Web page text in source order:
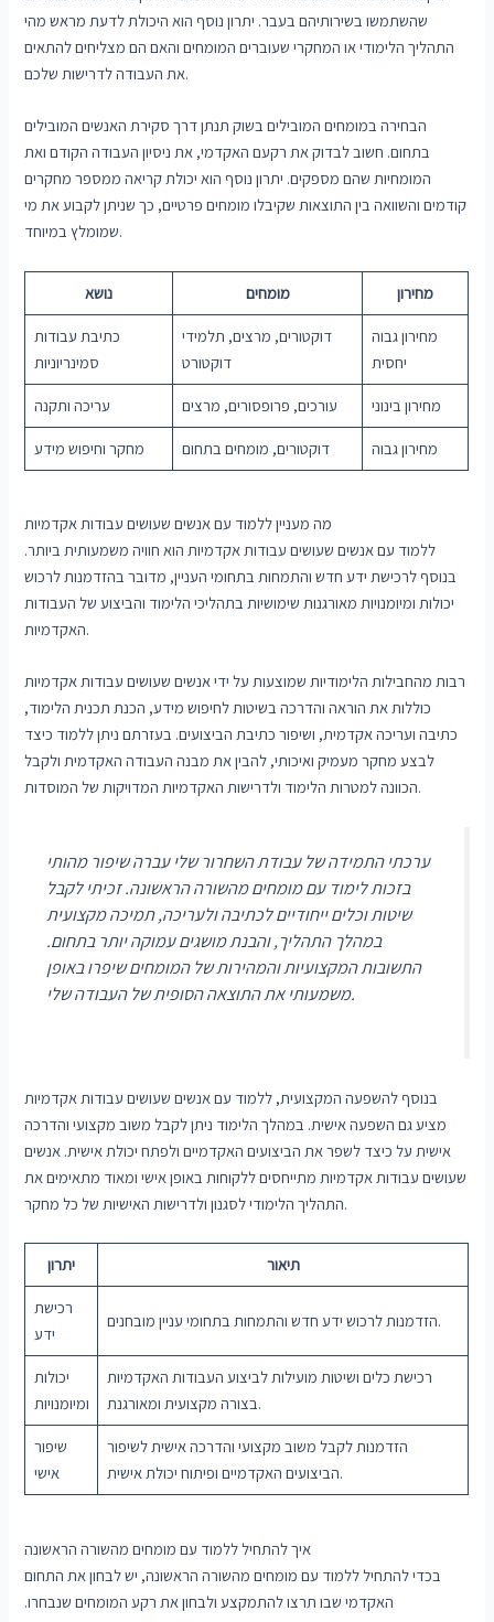
שהשתמשו בשירותיהם בעבר. יתרון נוסף הוא היכולת לדעת מראש מהי
התהליך הלימודי או המחקרי שעוברים המומחים והאם הם מצליחים להתאים
את העבודה לדרישות שלכם.
הבחירה במומחים המובילים בשוק תנתן דרך סקירת האנשים המובילים
בתחום. חשוב לבדוק את רקעם האקדמי, את ניסיון העבודה הקודם ואת
המומחיות שהם מספקים. יתרון נוסף הוא יכולת קריאה ממספר מחקרים
קודמים והשוואה בין התוצאות שקיבלו מומחים פרטיים, כך שניתן לקבוע את מי
שמומלץ במיוחד.
נושא מומחים מחירון
כתיבת עבודות
סמינריוניות
דוקטורים, מרצים, תלמידי
דוקטורט
מחירון גבוה
יחסית
עריכה ותקנה עורכים, פרופסורים, מרצים מחירון בינוני
מחקר וחיפוש מידע דוקטורים, מומחים בתחום מחירון גבוה
מה מעניין ללמוד עם אנשים שעושים עבודות אקדמיות
ללמוד עם אנשים שעושים עבודות אקדמיות הוא חוויה משמעותית ביותר.
בנוסף לרכישת ידע חדש והתמחות בתחומי העניין, מדובר בהזדמנות לרכוש
יכולות ומיומנויות מאורגנות שימושיות בתהליכי הלימוד והביצוע של העבודות
האקדמיות.
רבות מהחבילות הלימודיות שמוצעות על ידי אנשים שעושים עבודות אקדמיות
כוללות את הוראה והדרכה בשיטות לחיפוש מידע, הכנת תכנית הלימוד,
כתיבה ועריכה אקדמית, ושיפור כתיבת הביצועים. בעזרתם ניתן ללמוד כיצד
לבצע מחקר מעמיק ואיכותי, להבין את מבנה העבודה האקדמית ולקבל
הכוונה למטרות הלימוד ולדרישות האקדמיות המדויקות של המוסדות.
ערכתי התמידה של עבודת השחרור שלי עברה שיפור מהותי
בזכות לימוד עם מומחים מהשורה הראשונה. זכיתי לקבל
שיטות וכלים ייחודיים לכתיבה ולעריכה, תמיכה מקצועית
במהלך התהליך, והבנת מושגים עמוקה יותר בתחום.
התשובות המקצועיות והמהירות של המומחים שיפרו באופן
משמעותי את התוצאה הסופית של העבודה שלי.
בנוסף להשפעה המקצועית, ללמוד עם אנשים שעושים עבודות אקדמיות
מציע גם השפעה אישית. במהלך הלימוד ניתן לקבל משוב מקצועי והדרכה
אישית על כיצד לשפר את הביצועים האקדמיים ולפתח יכולת אישית. אנשים
שעושים עבודות אקדמיות מתייחסים ללקוחות באופן אישי ומאוד מתאימים את
התהליך הלימודי לסגנון ולדרישות האישיות של כל מחקר.
יתרון תיאור
רכישת
ידע
הזדמנות לרכוש ידע חדש והתמחות בתחומי עניין מובחנים.
יכולות
ומיומנויות
רכישת כלים ושיטות מועילות לביצוע העבודות האקדמיות
בצורה מקצועית ומאורגנת.
שיפור
אישי
הזדמנות לקבל משוב מקצועי והדרכה אישית לשיפור
הביצועים האקדמיים ופיתוח יכולת אישית.
איך להתחיל ללמוד עם מומחים מהשורה הראשונה
בכדי להתחיל ללמוד עם מומחים מהשורה הראשונה, יש לבחון את התחום
האקדמי שבו תרצו להתמקצע ולבחון את רקע המומחים שנבחרו.